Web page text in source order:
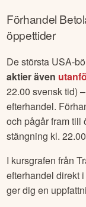
Förhandel
öppettider
De största USA-
aktier även
22.00 svensk tid)
efterhandel.
och pågår fram till
stängning kl.
I kursgrafen från
efterhandel direkt
ger dig en